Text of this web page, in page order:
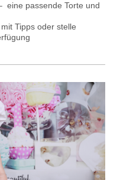
eine passende Torte und
Tipps oder stelle